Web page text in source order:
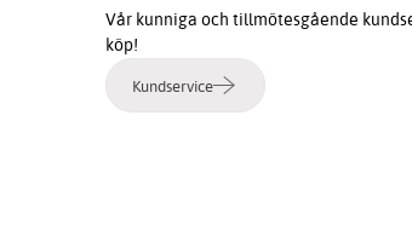
Vår kunniga och tillmötesgående
köp!
Kundservice